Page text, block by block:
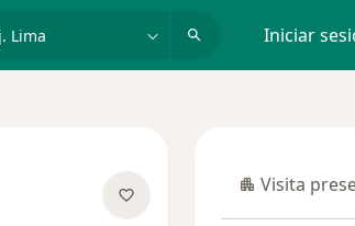
Iniciar
Visita
Visita